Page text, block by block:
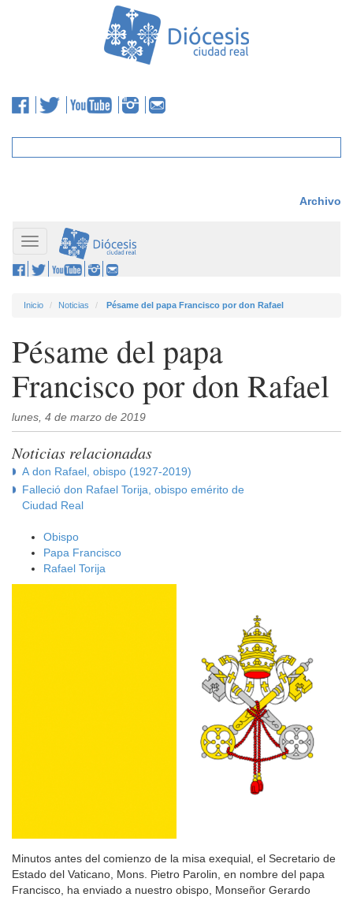
Archivo
Toggle
navigation
Inicio Noticias Pésame del papa Francisco por don Rafael
Pésame del papa
Francisco por don Rafael
lunes, 4 de marzo de 2019
Noticias relacionadas
A don Rafael, obispo (1927-2019)
Falleció don Rafael Torija, obispo emérito de
Ciudad Real
Obispo
Papa Francisco
Rafael Torija
Minutos antes del comienzo de la misa exequial, el Secretario de
Estado del Vaticano, Mons. Pietro Parolin, en nombre del papa
Francisco, ha enviado a nuestro obispo, Monseñor Gerardo